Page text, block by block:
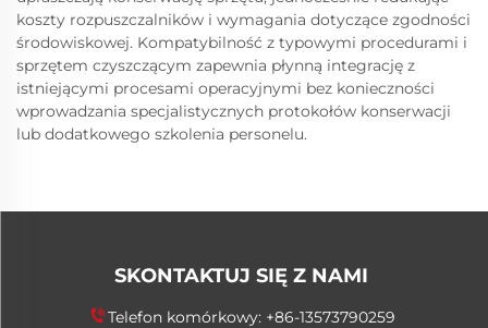
koszty rozpuszczalników i wymagania dotyczące zgodności
środowiskowej. Kompatybilność z typowymi procedurami i
sprzętem czyszczącym zapewnia płynną integrację z
istniejącymi procesami operacyjnymi bez konieczności
wprowadzania specjalistycznych protokołów konserwacji
lub dodatkowego szkolenia personelu.
SKONTAKTUJ SIĘ Z NAMI
Telefon komórkowy: +86-13573790259